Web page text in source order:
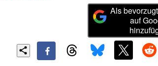
Als
auf